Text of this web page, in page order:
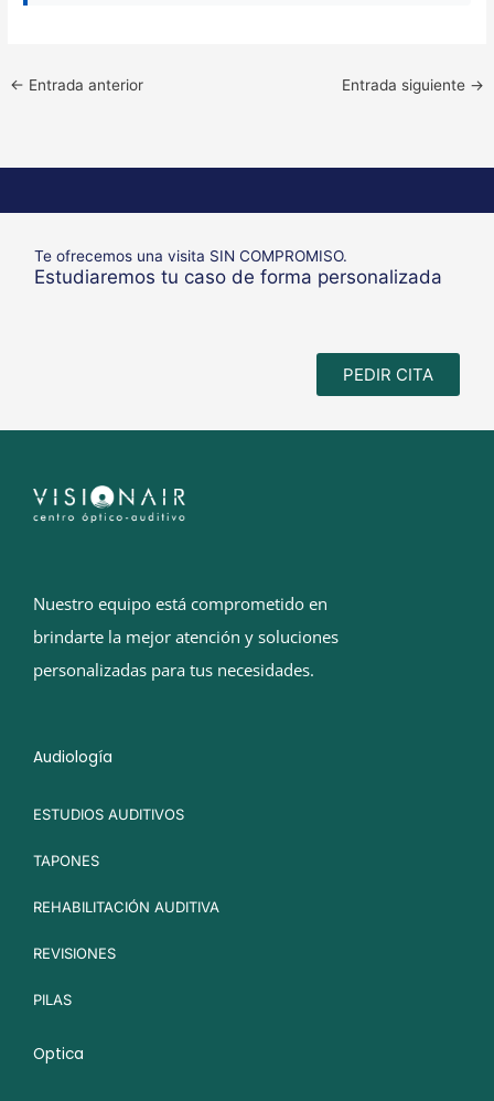
← Entrada anterior Entrada siguiente →
Te ofrecemos una visita SIN COMPROMISO.
Estudiaremos tu caso de forma personalizada
PEDIR CITA
Nuestro equipo está comprometido en
brindarte la mejor atención y soluciones
personalizadas para tus necesidades.
Audiología
ESTUDIOS AUDITIVOS
TAPONES
REHABILITACIÓN AUDITIVA
REVISIONES
PILAS
Optica